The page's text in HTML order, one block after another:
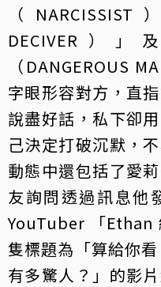
（
DECIVER）
（DANGEROUS
字眼形容對方，直
說盡好話，私下卻
己決定打破沉默，
動態中還包括了愛
友詢問透過訊息他
YouTuber 「Ethan
隻標題為「算給你
有多驚人？」的影